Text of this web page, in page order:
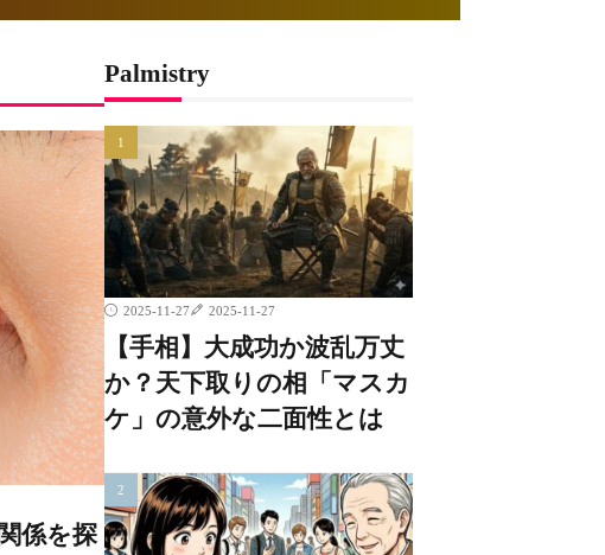
係を探
Palmistry
2025-11-27 2025-11-27
【手相】大成功か波乱万丈
か？天下取りの相「マスカ
ケ」の意外な二面性とは